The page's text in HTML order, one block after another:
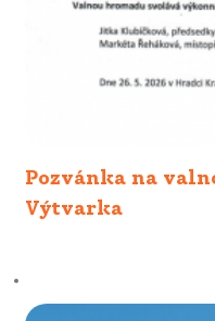
Pozvánka na
Výtvarka